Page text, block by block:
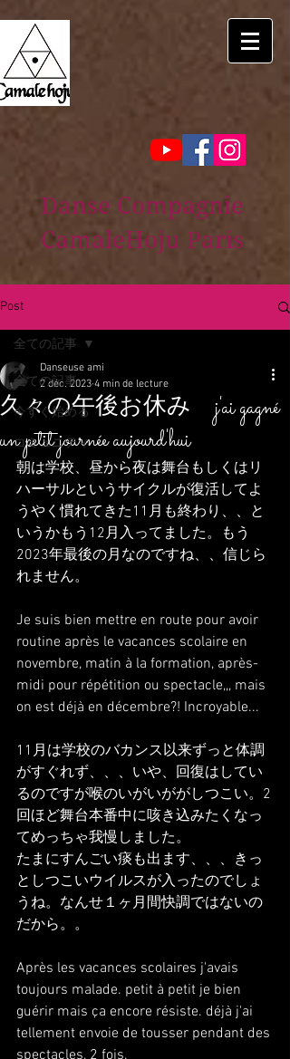
Danse Compagnie
CamaleHoju Paris
Post
全ての記事
今すぐ始める
コミュニティ
全ての記事
久々の午後お休み j'ai gagné
un petit journée aujourd'hui
Danseuse ami
2 déc. 2023 4 min de lecture
朝は学校、昼から夜は舞台もしくはリ
ハーサルというサイクルが復活してよ
うやく慣れてきた11月も終わり、、と
いうかもう12月入ってました。もう
2023年最後の月なのですね、、信じら
れません。
Je suis bien mettre en route pour avoir
routine après le vacances scolaire en
novembre, matin à la formation, après-
midi pour répétition ou spectacle,,, mais
on est déjà en décembre?! Incroyable...
11月は学校のバカンス以来ずっと体調
がすぐれず、、、いや、回復はしてい
るのですが喉のいがいががしつこい。2
回ほど舞台本番中に咳き込みたくなっ
てめっちゃ我慢しました。
たまにすんごい痰も出ます、、、きっ
としつこいウイルスが入ったのでしょ
うね。なんせ１ヶ月間快調ではないの
だから。。
Après les vacances scolaires j'avais
toujours malade. petit à petit je bien
guérir mais ça encore résiste. déjà j'ai
tellement envoie de tousser pendant des
spectacles, 2 fois.